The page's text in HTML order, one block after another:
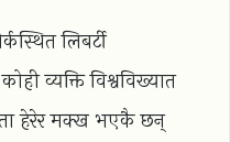
लिबर्टी
व्यक्ति विश्वविख्यात
हेरेर मक्ख भएकै छन्